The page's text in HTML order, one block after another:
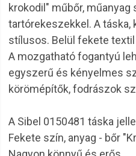
krokodil" műbőr, műanyag
tartórekeszekkel. A táska,
stílusos. Belül fekete textil
A mozgatható fogantyú
egyszerű és kényelmes
körömépítők, fodrászok
A Sibel 0150481 táska
Fekete szín, anyag - bőr